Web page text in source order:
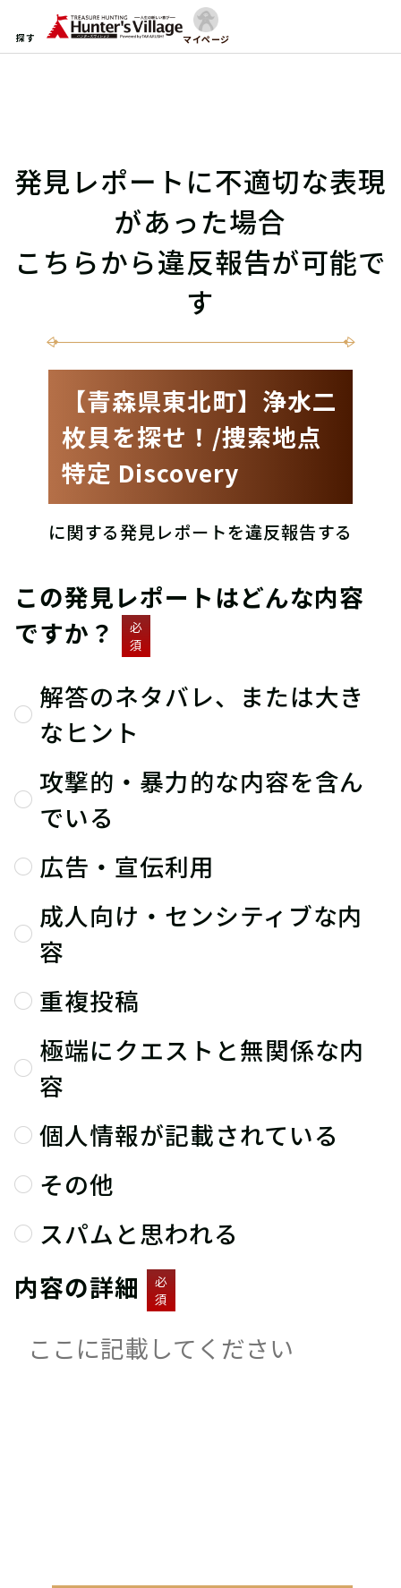
探す マイページ
発見レポートに不適切な表現
があった場合
こちらから違反報告が可能で
す
【青森県東北町】浄水二
枚貝を探せ！/捜索地点
特定 Discovery
に関する発見レポートを違反報告する
この発見レポートはどんな内容
ですか？
必
須
解答のネタバレ、または大き
なヒント
攻撃的・暴力的な内容を含ん
でいる
広告・宣伝利用
成人向け・センシティブな内
容
重複投稿
極端にクエストと無関係な内
容
個人情報が記載されている
その他
スパムと思われる
内容の詳細
必
須